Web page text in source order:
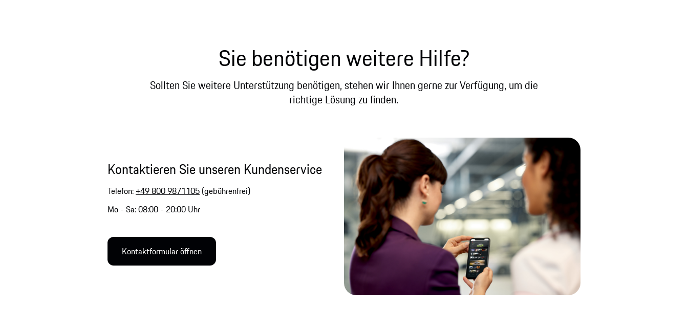
Sie benötigen weitere Hilfe?
Sollten Sie weitere Unterstützung benötigen, stehen wir Ihnen gerne zur Verfügung, um die
richtige Lösung zu finden.
Kontaktieren Sie unseren Kundenservice
Telefon: +49 800 9871105(gebührenfrei)
Mo - Sa: 08:00 - 20:00 Uhr
Kontaktformular öffnen